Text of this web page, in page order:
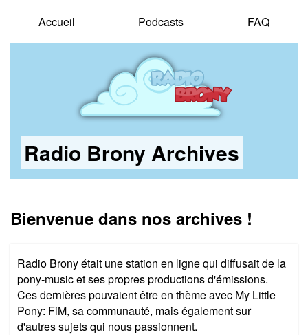
Accueil Podcasts FAQ
Radio Brony Archives
Bienvenue dans nos archives !
Radio Brony était une station en ligne qui diffusait de la
pony-music et ses propres productions d'émissions.
Ces dernières pouvaient être en thème avec My Little
Pony: FiM, sa communauté, mais également sur
d'autres sujets qui nous passionnent.